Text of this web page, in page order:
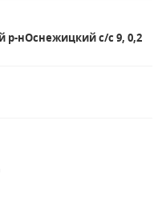
р-нОснежицкий с/с 9, 0,2